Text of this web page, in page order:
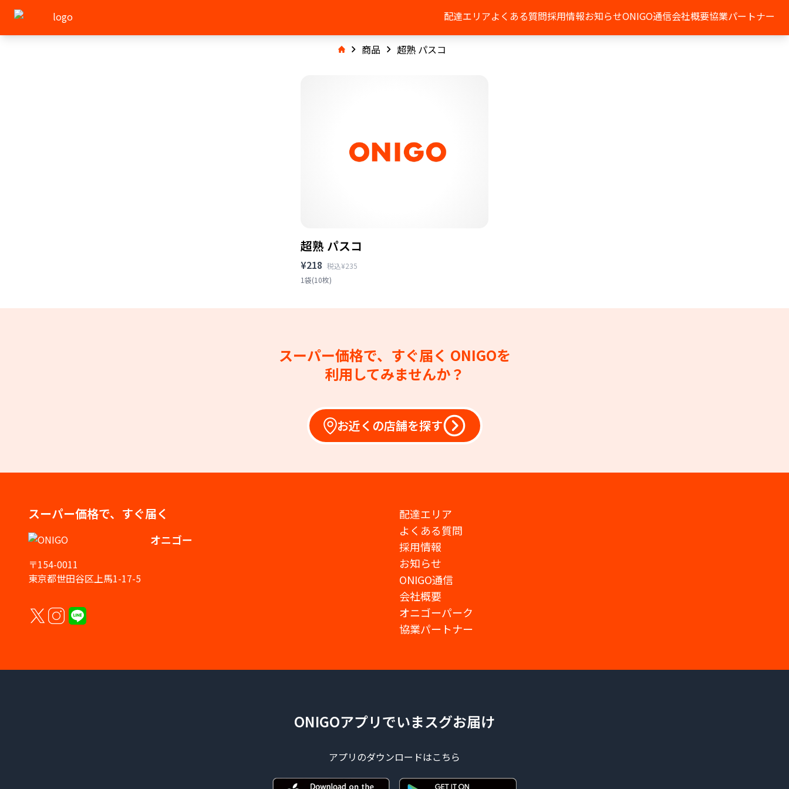
配達エリアよくある質問採用情報お知らせONIGO通信会社概要協業パートナー
商品 超熟 パスコ
超熟 パスコ
¥218 税込¥235
1袋(10枚)
スーパー価格で、すぐ届く ONIGOを
利用してみませんか？
お近くの店舗を探す
スーパー価格で、すぐ届く
オニゴー
〒154-0011
東京都世田谷区上馬1-17-5
配達エリア
よくある質問
採用情報
お知らせ
ONIGO通信
会社概要
オニゴーパーク
協業パートナー
ONIGOアプリでいまスグお届け
アプリのダウンロードはこちら